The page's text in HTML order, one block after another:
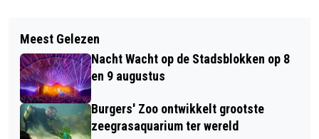
HUISDIER VAN DE WEEK: GOLDEN
RETRIEVER DUGO
TERUGROEPACTIE MATTISSON
MAGNESIUM CITRAAT WEGENS
STUKJES GLAS
Meest Gelezen
Nacht Wacht op de Stadsblokken op 8
en 9 augustus
Burgers' Zoo ontwikkelt grootste
zeegrasaquarium ter wereld